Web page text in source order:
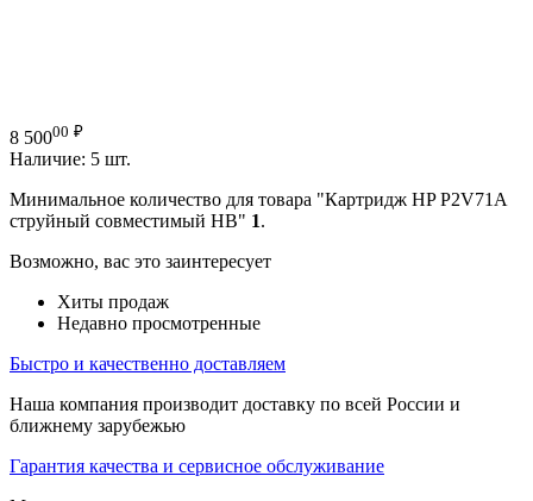
8 50000 ₽
Наличие: 5 шт.
Минимальное количество для товара "Картридж HP P2V71A
струйный совместимый HB" 1.
Возможно, вас это заинтересует
Хиты продаж
Недавно просмотренные
Быстро и качественно доставляем
Наша компания производит доставку по всей России и
ближнему зарубежью
Гарантия качества и сервисное обслуживание